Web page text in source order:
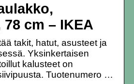
cm – IKEA
takit, hatut, asusteet ja
Yksinkertaisen
kalusteet on
Tuotenumero …